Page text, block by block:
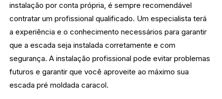
instalação por conta própria, é sempre recomendável
contratar um profissional qualificado. Um especialista terá
a experiência e o conhecimento necessários para garantir
que a escada seja instalada corretamente e com
segurança. A instalação profissional pode evitar problemas
futuros e garantir que você aproveite ao máximo sua
escada pré moldada caracol.